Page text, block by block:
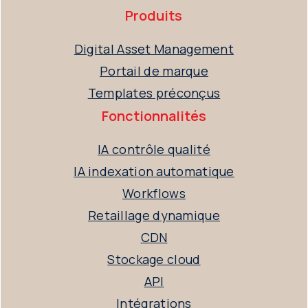
Produits
Digital Asset Management
Portail de marque
Templates préconçus
Fonctionnalités
IA contrôle qualité
IA indexation automatique
Workflows
Retaillage dynamique
CDN
Stockage cloud
API
Intégrations